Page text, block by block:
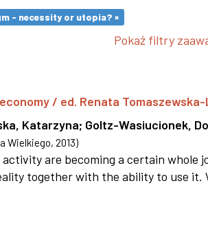
- necessity or utopia? ×
Pokaż filtry
/ ed. Renata
Katarzyna; Goltz-Wasiucionek,
Wielkiego, 2013)
are becoming a certain whole
together with the ability to use it.